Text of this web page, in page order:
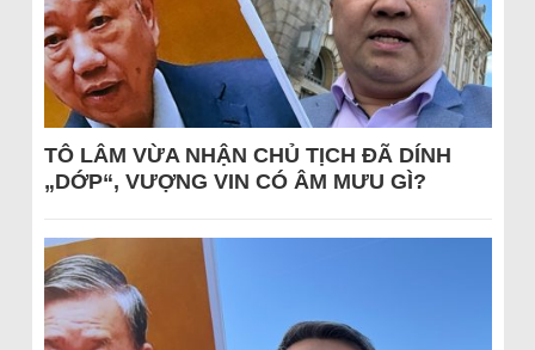
TÔ LÂM VỪA NHẬN CHỦ TỊCH ĐÃ DÍNH
„DỚP“, VƯỢNG VIN CÓ ÂM MƯU GÌ?